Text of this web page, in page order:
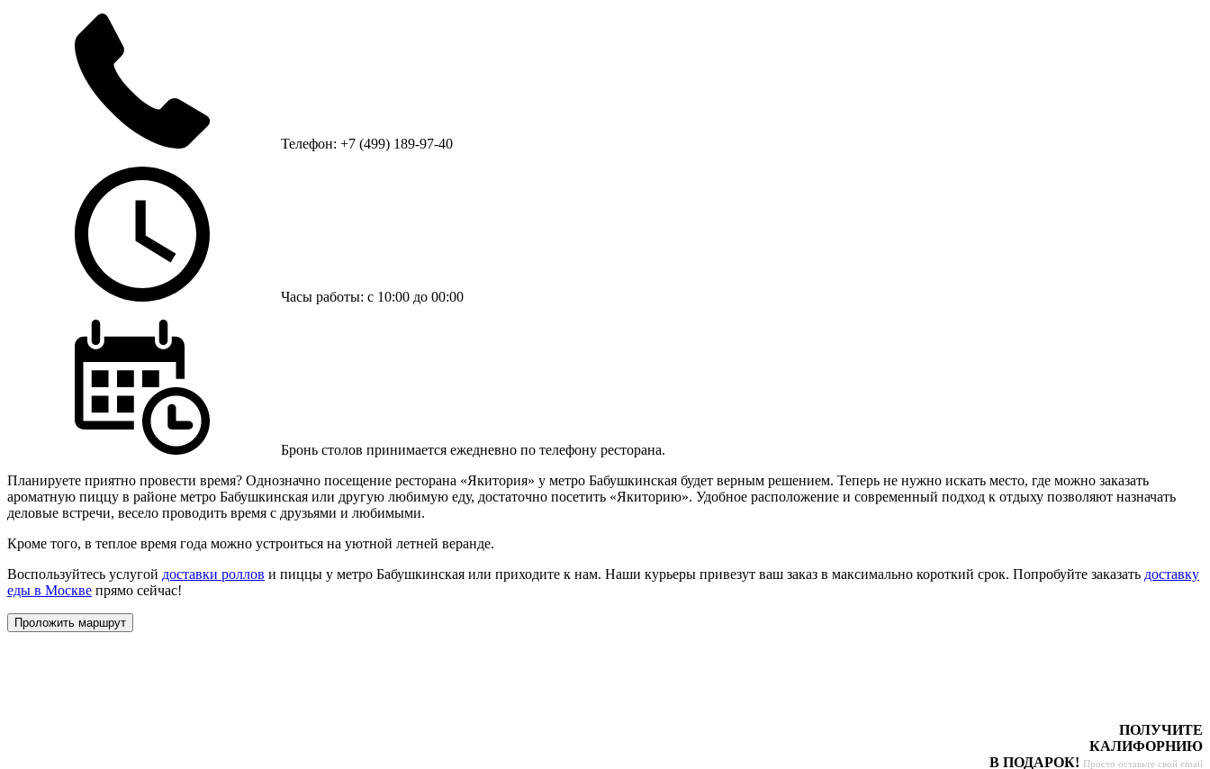
Телефон: +7 (499) 189-97-40
Часы работы: с 10:00 до 00:00
Бронь столов принимается ежедневно по телефону ресторана.
Планируете приятно провести время? Однозначно посещение ресторана «Якитория» у метро Бабушкинская будет верным решением. Теперь не нужно искать место, где можно заказать
ароматную пиццу в районе метро Бабушкинская или другую любимую еду, достаточно посетить «Якиторию». Удобное расположение и современный подход к отдыху позволяют назначать
деловые встречи, весело проводить время с друзьями и любимыми.
Кроме того, в теплое время года можно устроиться на уютной летней веранде.
Воспользуйтесь услугой доставки роллов и пиццы у метро Бабушкинская или приходите к нам. Наши курьеры привезут ваш заказ в максимально короткий срок. Попробуйте заказать доставку
еды в Москве прямо сейчас!
Проложить маршрут
ПОЛУЧИТЕ
КАЛИФОРНИЮ
В ПОДАРОК! Просто оставьте свой email